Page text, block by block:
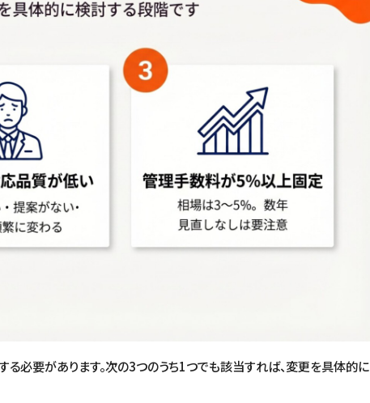
必要があります。次の3つのうち1つでも該当すれば、変更を具体的に